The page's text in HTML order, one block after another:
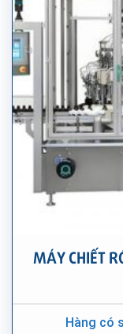
MÁY CHIẾT
Hàng có